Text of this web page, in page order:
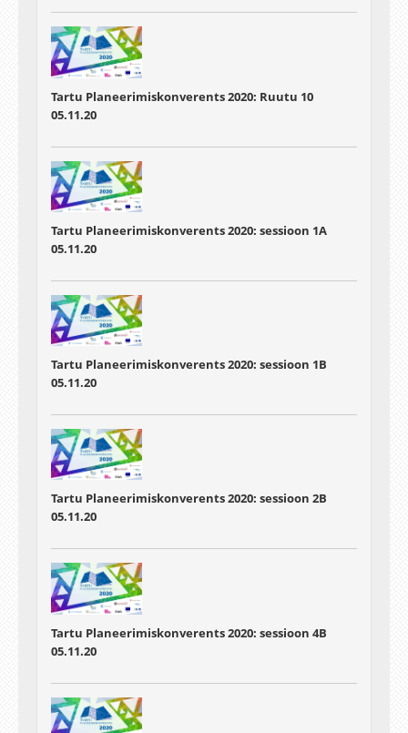
Tartu Planeerimiskonverents 2020: Ruutu 10
05.11.20
Tartu Planeerimiskonverents 2020: sessioon 1A
05.11.20
Tartu Planeerimiskonverents 2020: sessioon 1B
05.11.20
Tartu Planeerimiskonverents 2020: sessioon 2B
05.11.20
Tartu Planeerimiskonverents 2020: sessioon 4B
05.11.20